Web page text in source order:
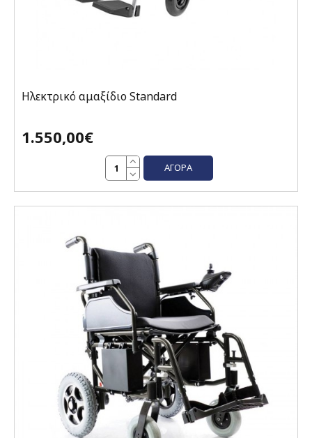
Ηλεκτρικό αμαξίδιο Standard
1.550,00€
ΑΓΟΡΆ